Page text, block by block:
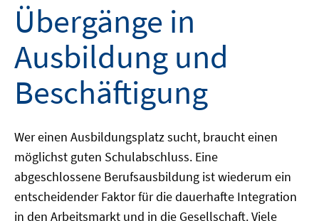
Übergänge in
Ausbildung und
Beschäftigung
Wer einen Ausbildungsplatz sucht, braucht einen
möglichst guten Schulabschluss. Eine
abgeschlossene Berufsausbildung ist wiederum ein
entscheidender Faktor für die dauerhafte Integration
in den Arbeitsmarkt und in die Gesellschaft. Viele